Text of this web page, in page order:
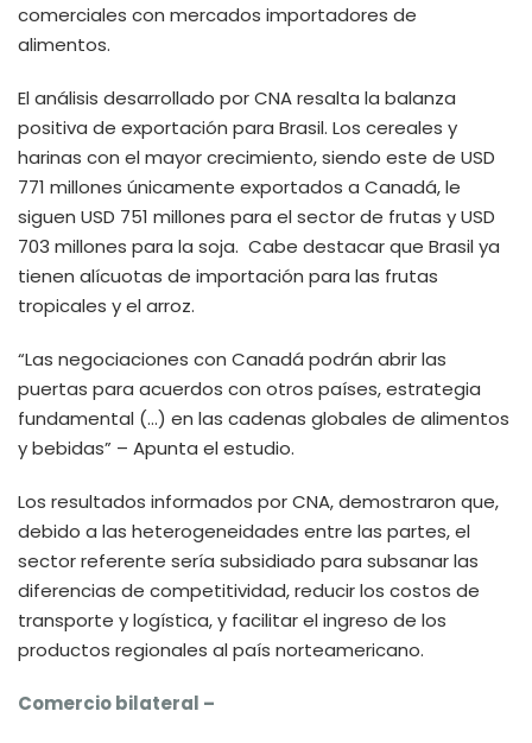
comerciales con mercados importadores de
alimentos.
El análisis desarrollado por CNA resalta la balanza
positiva de exportación para Brasil. Los cereales y
harinas con el mayor crecimiento, siendo este de USD
771 millones únicamente exportados a Canadá, le
siguen USD 751 millones para el sector de frutas y USD
703 millones para la soja. Cabe destacar que Brasil ya
tienen alícuotas de importación para las frutas
tropicales y el arroz.
“Las negociaciones con Canadá podrán abrir las
puertas para acuerdos con otros países, estrategia
fundamental (…) en las cadenas globales de alimentos
y bebidas” – Apunta el estudio.
Los resultados informados por CNA, demostraron que,
debido a las heterogeneidades entre las partes, el
sector referente sería subsidiado para subsanar las
diferencias de competitividad, reducir los costos de
transporte y logística, y facilitar el ingreso de los
productos regionales al país norteamericano.
Comercio bilateral –